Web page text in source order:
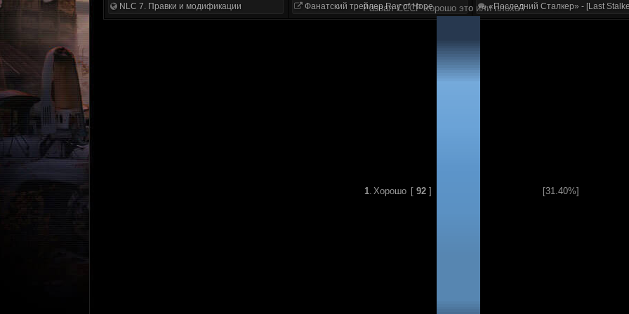
NLC 7. Правки и модификации Фанатский трейлер Ray of Hope «Последний Сталкер» - [Last
Развал СССР хорошо это или плохо?
1. Хорошо [ 92] [31.40%]